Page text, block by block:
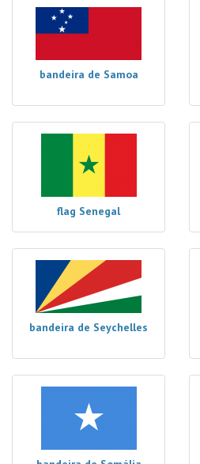
bandeira de Samoa
flag Senegal
bandeira de Seychelles